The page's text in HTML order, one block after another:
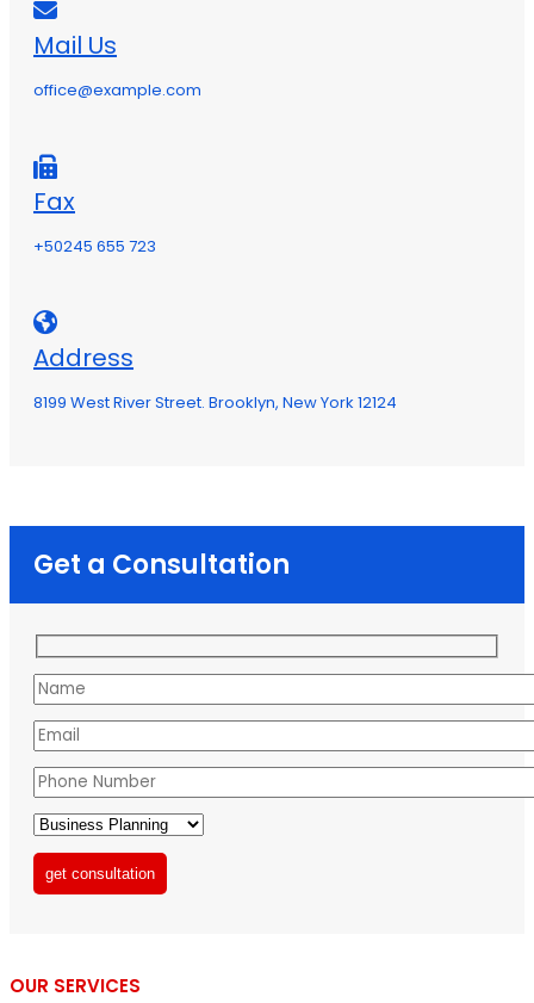
Mail Us
office@example.com
Fax
+50245 655 723
Address
8199 West River Street. Brooklyn, New York 12124
Get a Consultation
get consultation
OUR SERVICES